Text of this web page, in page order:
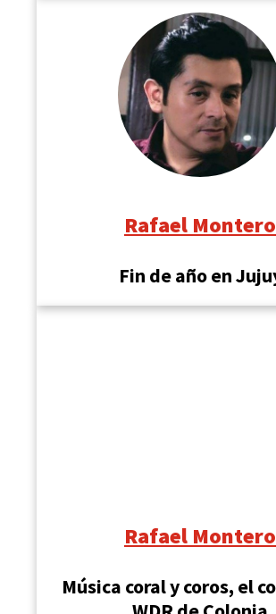
Rafael Montero
Fin de año en
Rafael Montero
Música coral y coros, el